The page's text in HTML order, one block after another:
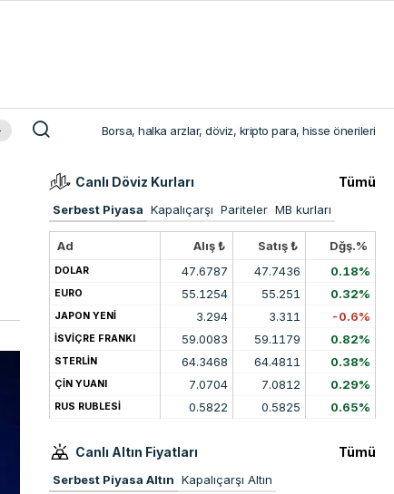
Borsa, halka arzlar, döviz, kripto para, hisse önerileri
Canlı Döviz Kurları Tümü
Serbest Piyasa Kapalıçarşı Pariteler MB kurları
Ad Alış ₺ Satış ₺ Dğş.%
DOLAR 47.6787 47.7436 0.18%
EURO 55.1254 55.251 0.32%
JAPON YENİ 3.294 3.311 -0.6%
İSVİÇRE FRANKI 59.0083 59.1179 0.82%
STERLİN 64.3468 64.4811 0.38%
ÇİN YUANI 7.0704 7.0812 0.29%
RUS RUBLESİ 0.5822 0.5825 0.65%
Canlı Altın Fiyatları Tümü
Serbest Piyasa Altın Kapalıçarşı Altın